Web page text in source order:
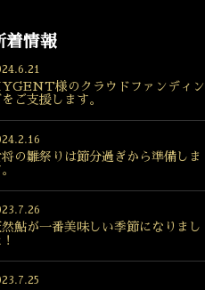
着情報
様のクラウドファンディン
ご支援します。
の雛祭りは節分過ぎから準備しま
然鮎が一番美味しい季節になりまし